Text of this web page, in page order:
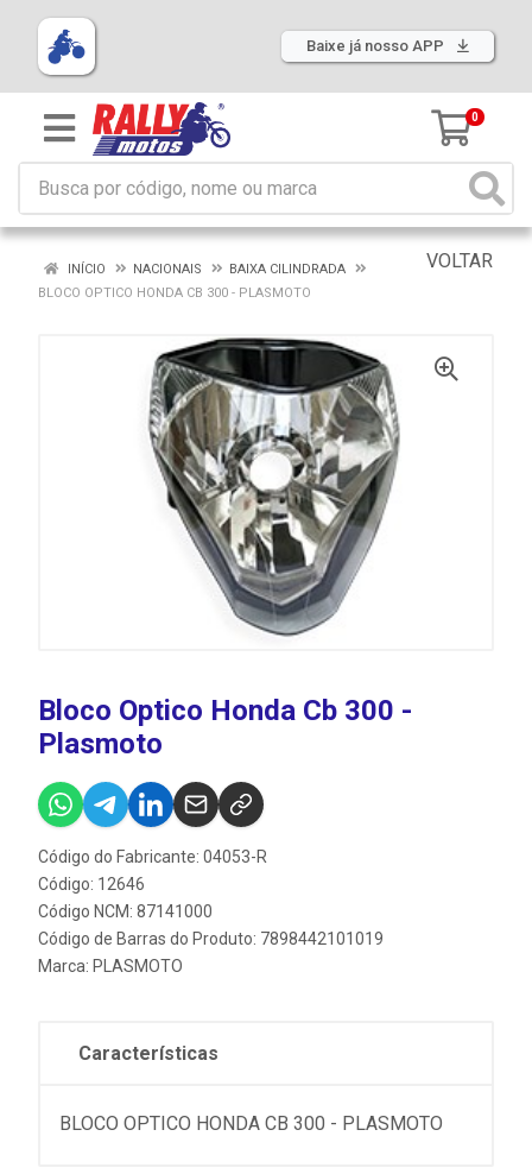
Baixe já nosso APP
0
VOLTAR
INÍCIO NACIONAIS
BAIXA CILINDRADA
BLOCO OPTICO HONDA CB 300 - PLASMOTO
Bloco Optico Honda Cb 300 -
Plasmoto
Código do Fabricante: 04053-R
Código: 12646
Código NCM: 87141000
Código de Barras do Produto: 7898442101019
Marca: PLASMOTO
Características
BLOCO OPTICO HONDA CB 300 - PLASMOTO